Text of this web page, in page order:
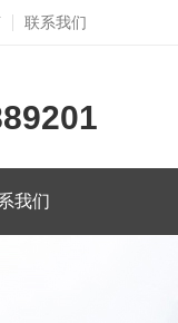
联系我们
我们